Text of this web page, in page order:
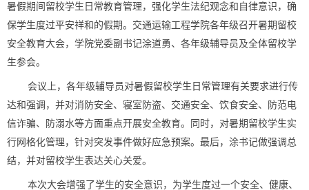
暑假期间留校学生日常教育管理，强化学生法纪观念和自律意识，确
保学生度过平安祥和的假期。交通运输工程学院各年级召开暑期留校
安全教育大会，学院党委副书记涂道勇、各年级辅导员及全体留校学
生参会。
会议上，各年级辅导员对暑假留校学生日常管理有关要求进行传
达和强调，并对消防安全、寝室防盗、交通安全、饮食安全、防范电
信诈骗、防溺水等方面重点开展安全教育。同时，对暑期留校学生实
行网格化管理，针对突发事件做好应急预案。最后，涂书记做强调总
结，并对留校学生表达关心关爱。
本次大会增强了学生的安全意识，为学生度过一个安全、健康、